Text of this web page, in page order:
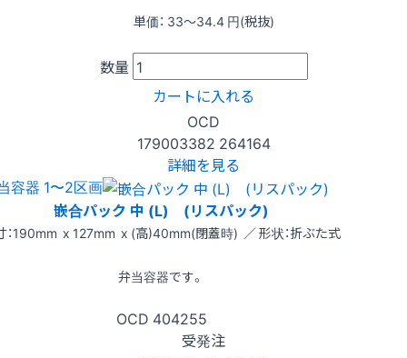
単価： 33〜34.4 円(税抜)
数量
カートに入れる
OCD
179003382 264164
詳細を見る
容器 1〜2区画
嵌合パック 中 (L) (リスパック)
：190mm x 127mm x (高)40mm(閉蓋時) ／ 形状：折ぶた式
弁当容器です。
OCD 404255
受発注